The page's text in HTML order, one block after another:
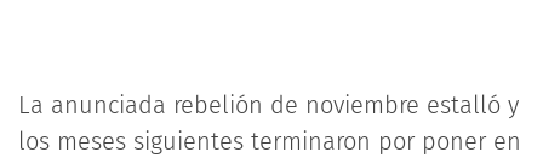
La anunciada rebelión de noviembre estalló y
los meses siguientes terminaron por poner en